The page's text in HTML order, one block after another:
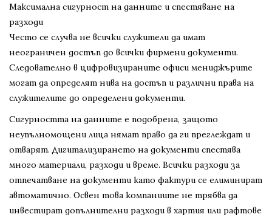
Максимална сигурност на данните и спестяване на
разходи
Често се случва не всички служители да имат
неограничен достъп до всички фирмени документи.
Следователно в цифровизираните офиси мениджърите
могат да определят нива на достъп и различни права на
служителите до определени документи.
Сигурността на данните е подобрена, защото
неупълномощени лица нямат право да ги преглеждат и
отварят. Дигитализирането на документи спестява
много материали, разходи и време. Всички разходи за
отпечатване на документи като фактури се елиминират
автоматично. Освен това компаниите не трябва да
инвестират допълнителни разходи в хартия или рафтове